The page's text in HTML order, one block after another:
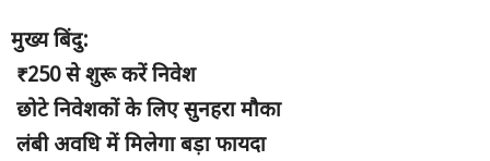
मुख्य बिंदु:
₹250 से शुरू करें निवेश
छोटे निवेशकों के लिए सुनहरा मौका
लंबी अवधि में मिलेगा बड़ा फायदा